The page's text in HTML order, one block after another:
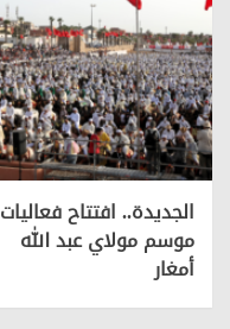
الجديدة.. افتتاح فعاليات
موسم مولاي عبد الله
أمغار